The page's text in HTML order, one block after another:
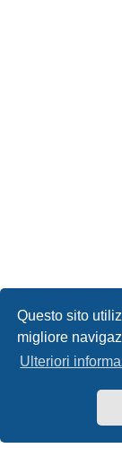
Questo sito
migliore
Ulteriori